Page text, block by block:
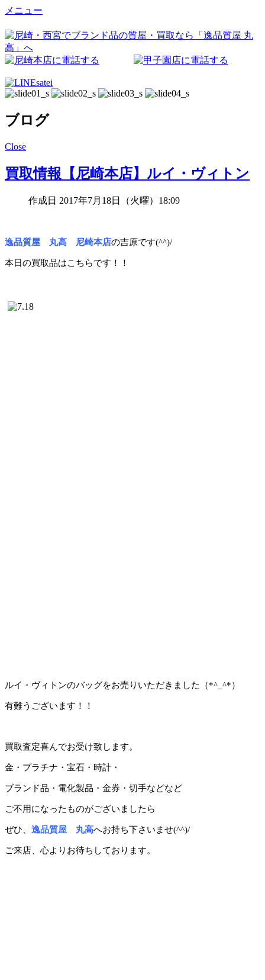
メニュー
ブログ
Close
買取情報【尼崎本店】ルイ・ヴィトン
作成日 2017年7月18日（火曜）18:09
逸品質屋 丸高 尼崎本店の吉原です(^^)/
本日の買取品はこちらです！！
ルイ・ヴィトンのバッグをお売りいただきました（*^_^*）
有難うございます！！
買取査定喜んでお受け致します。
金・プラチナ・宝石・時計・
ブランド品・電化製品・金券・切手などなど
ご不用になったものがございましたら
ぜひ、 逸品質屋 丸高へお持ち下さいませ(^^)/
ご来店、心よりお待ちしております。